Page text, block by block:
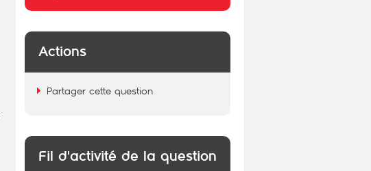
Actions
Partager cette question
Fil d'activité de la question